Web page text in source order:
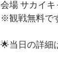
会場 サカイ
※観戦無料で
🌟当日の詳細